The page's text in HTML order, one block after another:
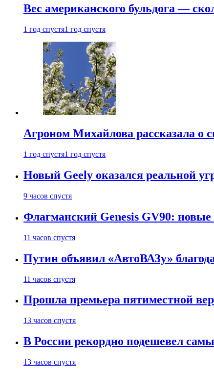
Вес американского бульдога —
1 год спустя1 год спустя
Агроном Михайлова рассказала о
1 год спустя1 год спустя
Новый Geely оказался реальной
9 часов спустя
Флагманский Genesis GV90: новые
11 часов спустя
Путин объявил «АвтоВАЗу»
11 часов спустя
Прошла премьера пятиместной
13 часов спустя
В России рекордно подешевел
13 часов спустя